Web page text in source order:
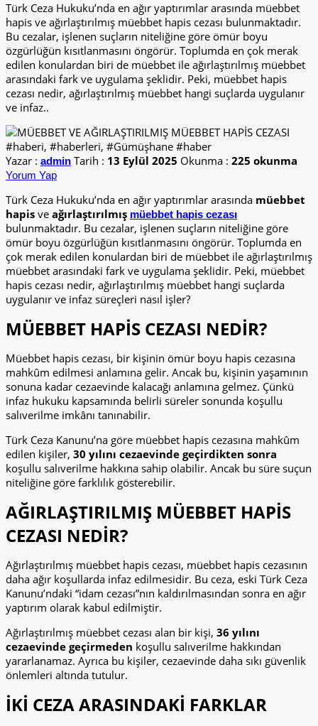
Türk Ceza Hukuku’nda en ağır yaptırımlar arasında müebbet
hapis ve ağırlaştırılmış müebbet hapis cezası bulunmaktadır.
Bu cezalar, işlenen suçların niteliğine göre ömür boyu
özgürlüğün kısıtlanmasını öngörür. Toplumda en çok merak
edilen konulardan biri de müebbet ile ağırlaştırılmış müebbet
arasındaki fark ve uygulama şeklidir. Peki, müebbet hapis
cezası nedir, ağırlaştırılmış müebbet hangi suçlarda uygulanır
ve infaz..
Yazar : admin Tarih : 13 Eylül 2025 Okunma : 225 okunma
Yorum Yap
Türk Ceza Hukuku’nda en ağır yaptırımlar arasında müebbet
hapis ve ağırlaştırılmış müebbet hapis cezası
bulunmaktadır. Bu cezalar, işlenen suçların niteliğine göre
ömür boyu özgürlüğün kısıtlanmasını öngörür. Toplumda en
çok merak edilen konulardan biri de müebbet ile ağırlaştırılmış
müebbet arasındaki fark ve uygulama şeklidir. Peki, müebbet
hapis cezası nedir, ağırlaştırılmış müebbet hangi suçlarda
uygulanır ve infaz süreçleri nasıl işler?
MÜEBBET HAPİS CEZASI NEDİR?
Müebbet hapis cezası, bir kişinin ömür boyu hapis cezasına
mahkûm edilmesi anlamına gelir. Ancak bu, kişinin yaşamının
sonuna kadar cezaevinde kalacağı anlamına gelmez. Çünkü
infaz hukuku kapsamında belirli süreler sonunda koşullu
salıverilme imkânı tanınabilir.
Türk Ceza Kanunu’na göre müebbet hapis cezasına mahkûm
edilen kişiler, 30 yılını cezaevinde geçirdikten sonra
koşullu salıverilme hakkına sahip olabilir. Ancak bu süre suçun
niteliğine göre farklılık gösterebilir.
AĞIRLAŞTIRILMIŞ MÜEBBET HAPİS
CEZASI NEDİR?
Ağırlaştırılmış müebbet hapis cezası, müebbet hapis cezasının
daha ağır koşullarda infaz edilmesidir. Bu ceza, eski Türk Ceza
Kanunu’ndaki “idam cezası”nın kaldırılmasından sonra en ağır
yaptırım olarak kabul edilmiştir.
Ağırlaştırılmış müebbet cezası alan bir kişi, 36 yılını
cezaevinde geçirmeden koşullu salıverilme hakkından
yararlanamaz. Ayrıca bu kişiler, cezaevinde daha sıkı güvenlik
önlemleri altında tutulur.
İKİ CEZA ARASINDAKİ FARKLAR